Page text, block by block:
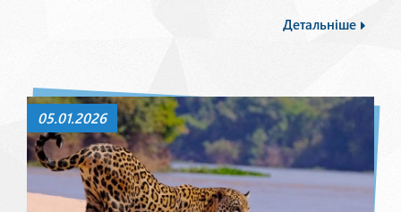
Детальніше
05.01.2026